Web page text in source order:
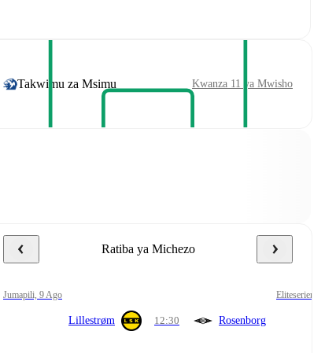
Takwimu za Msimu Kwanza 11 ya Mwisho
Ratiba ya Michezo
Jumapili, 9 Ago Eliteserien
Lillestrøm 12:30 Rosenborg